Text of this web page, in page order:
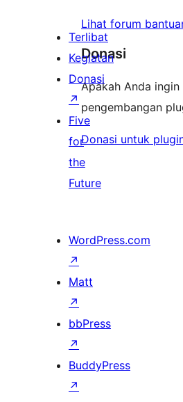
Lihat forum
Donasi
Apakah Anda ingin
pengembangan
Donasi untuk
Terlibat
Kegiatan
Donasi
↗
Five
for
the
Future
WordPress.com
↗
Matt
↗
bbPress
↗
BuddyPress
↗